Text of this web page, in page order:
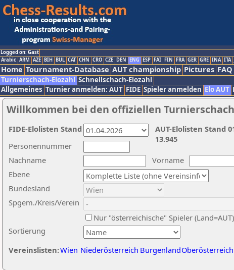
Logged on: Gast
Arabic ARM AZE BIH BUL CAT CHN CRO CZE DEN ENG ESP FAI FIN FRA GER GRE INA ITA
Home Tournament-Database AUT championship Pictures FAQ
Turnierschach-Elozahl Schnellschach-Elozahl
Allgemeines Turnier anmelden: AUT FIDE Spieler anmelden Elo AUT
Willkommen bei den offiziellen
Nachname
Vorname
Ebene
Sortierung
Personennummer
Bundesland
Spgem./Kreis/Verein
Nur "österreichische" Spieler (Land=AUT)
Vereinslisten:Wien Niederösterreich BurgenlandOberösterreich
AUT-Elolisten Stand
13.945
FIDE-Elolisten Stand